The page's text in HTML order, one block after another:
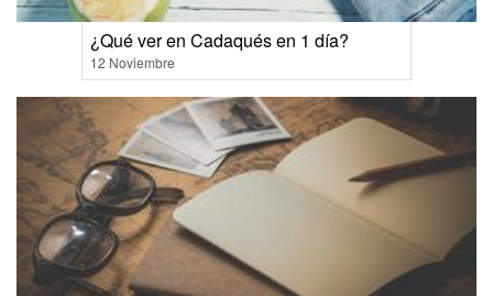
¿Qué ver en Cadaqués en 1 día?
12 Noviembre